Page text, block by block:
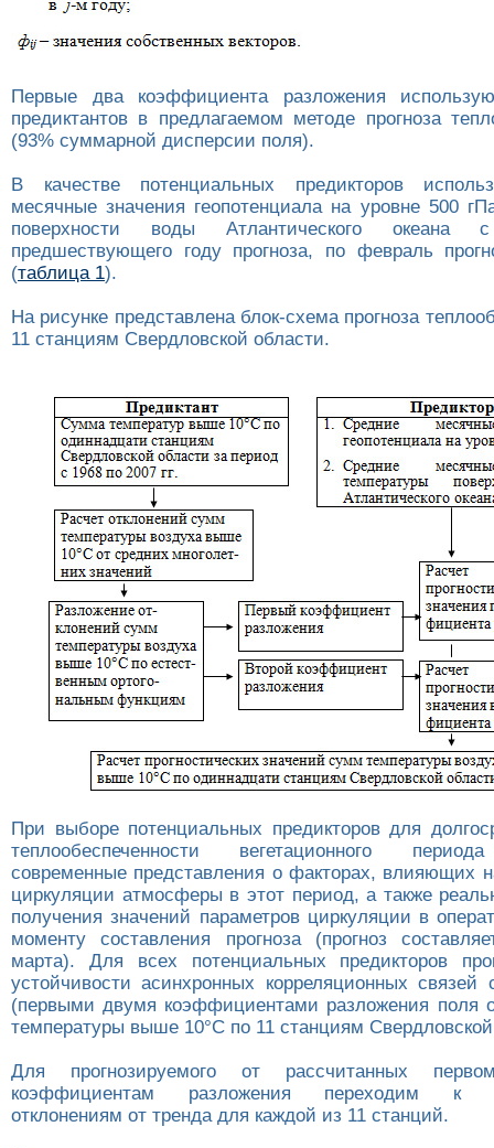
Первые два коэффициента разложения
предиктантов в предлагаемом методе прогноза
(93% суммарной дисперсии поля).
В качестве потенциальных предикторов
месячные значения геопотенциала на уровне 500
поверхности воды Атлантического
предшествующего году прогноза, по февраль
(таблица 1).
На рисунке представлена блок-схема прогноза
11 станциям Свердловской области.
При выборе потенциальных предикторов для
теплообеспеченности вегетационного
современные представления о факторах, влияющих
циркуляции атмосферы в этот период, а также
получения значений параметров циркуляции в
моменту составления прогноза (прогноз
марта). Для всех потенциальных предикторов
устойчивости асинхронных корреляционных связей
(первыми двумя коэффициентами разложения поля
температуры выше 10°С по 11 станциям
Для прогнозируемого от рассчитанных
коэффициентам разложения переходим к
отклонениям от тренда для каждой из 11 станций.